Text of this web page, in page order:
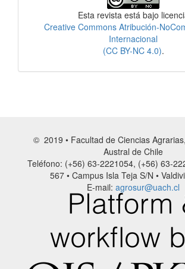
Esta revista está bajo
Creative Commons Atribución-
Internacional
(CC BY-NC 4.0).
© 2019 • Facultad de Ciencias
Austral de Chile
Teléfono: (+56) 63-2221054, (+56) 63-
567 • Campus Isla Teja S/N •
E-mail: agrosur@uach.cl